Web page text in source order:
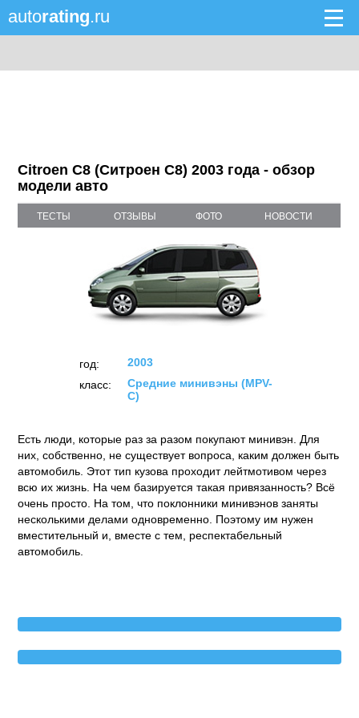
autorating.ru
Citroen C8 (Ситроен С8) 2003 года - обзор
модели авто
ТЕСТЫ ОТЗЫВЫ ФОТО НОВОСТИ
год:
2003
класс:
Средние минивэны (MPV-
C)
Есть люди, которые раз за разом покупают минивэн. Для
них, собственно, не существует вопроса, каким должен быть
автомобиль. Этот тип кузова проходит лейтмотивом через
всю их жизнь. На чем базируется такая привязанность? Всё
очень просто. На том, что поклонники минивэнов заняты
несколькими делами одновременно. Поэтому им нужен
вместительный и, вместе с тем, респектабельный
автомобиль.